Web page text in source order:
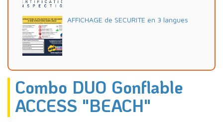
AFFICHAGE de SECURITE en 3 langues
Combo DUO Gonflable
ACCESS "BEACH"